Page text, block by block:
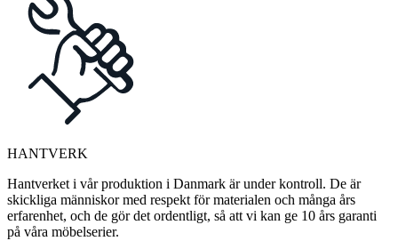
HANTVERK
Hantverket i vår produktion i Danmark är under kontroll. De är
skickliga människor med respekt för materialen och många års
erfarenhet, och de gör det ordentligt, så att vi kan ge 10 års garanti
på våra möbelserier.